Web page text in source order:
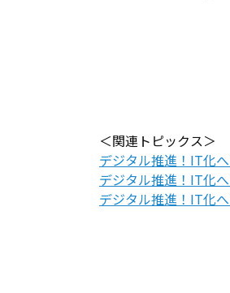
＜関連トピックス＞
デジタル推進！IT化
デジタル推進！IT化
デジタル推進！IT化